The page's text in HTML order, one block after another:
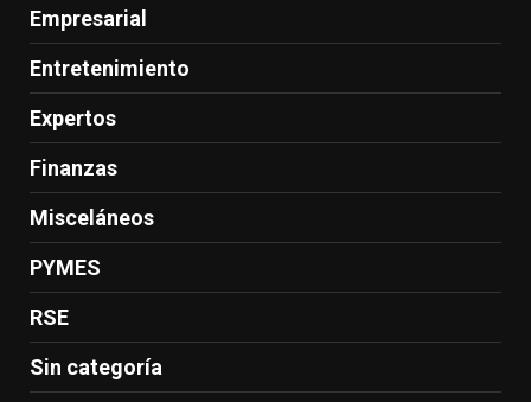
Empresarial
Entretenimiento
Expertos
Finanzas
Misceláneos
PYMES
RSE
Sin categoría